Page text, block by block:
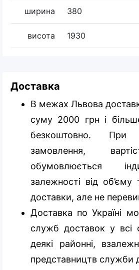
ширина 380
висота 1930
Доставка
В межах Львова
суму 2000 грн і
безкоштовно.
замовлення,
обумовлюється
залежності від об’єму
доставки, але не
Доставка по Україні
служб доставок у всі
деякі районні,
представництв служби